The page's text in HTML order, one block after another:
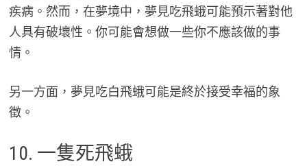
疾病。然而，在夢境中，夢見吃飛蛾可能預示著對他
人具有破壞性。你可能會想做一些你不應該做的事
情。
另一方面，夢見吃白飛蛾可能是終於接受幸福的象
徵。
10. 一隻死飛蛾